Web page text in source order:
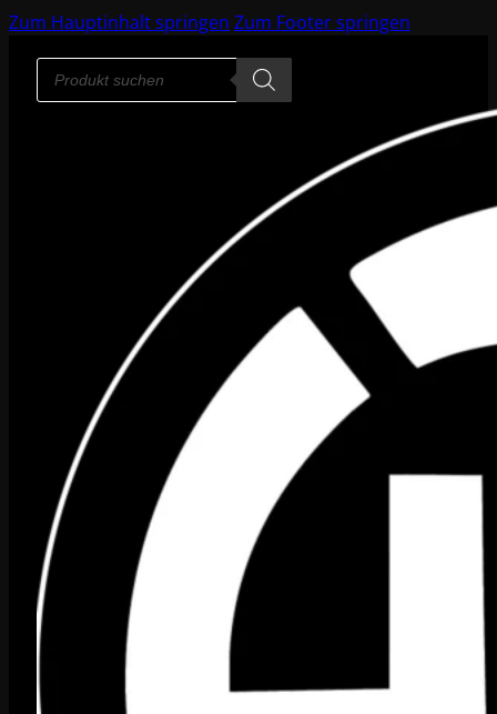
Zum Hauptinhalt springen Zum Footer springen
Products
search